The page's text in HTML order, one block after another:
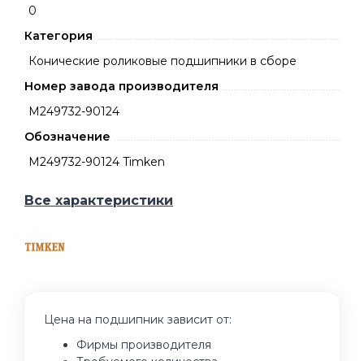
0
Категория
Конические роликовые подшипники в сборе
Номер завода производителя
M249732-90124
Обозначение
M249732-90124 Timken
Все характеристики
Цена на подшипник зависит от:
Фирмы производителя